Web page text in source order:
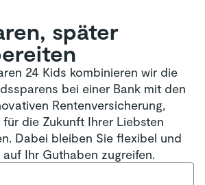
später
24 Kids kombinieren wir die
bei einer Bank mit den
Rentenversicherung,
die Zukunft Ihrer Liebsten
Dabei bleiben Sie flexibel und
Ihr Guthaben zugreifen.